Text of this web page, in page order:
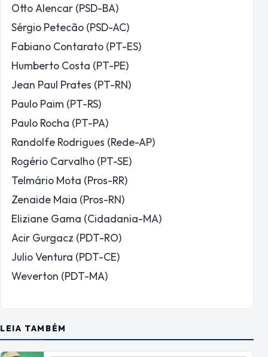
Otto Alencar (PSD-BA)
Sérgio Petecão (PSD-AC)
Fabiano Contarato (PT-ES)
Humberto Costa (PT-PE)
Jean Paul Prates (PT-RN)
Paulo Paim (PT-RS)
Paulo Rocha (PT-PA)
Randolfe Rodrigues (Rede-AP)
Rogério Carvalho (PT-SE)
Telmário Mota (Pros-RR)
Zenaide Maia (Pros-RN)
Eliziane Gama (Cidadania-MA)
Acir Gurgacz (PDT-RO)
Julio Ventura (PDT-CE)
Weverton (PDT-MA)
LEIA TAMBÉM